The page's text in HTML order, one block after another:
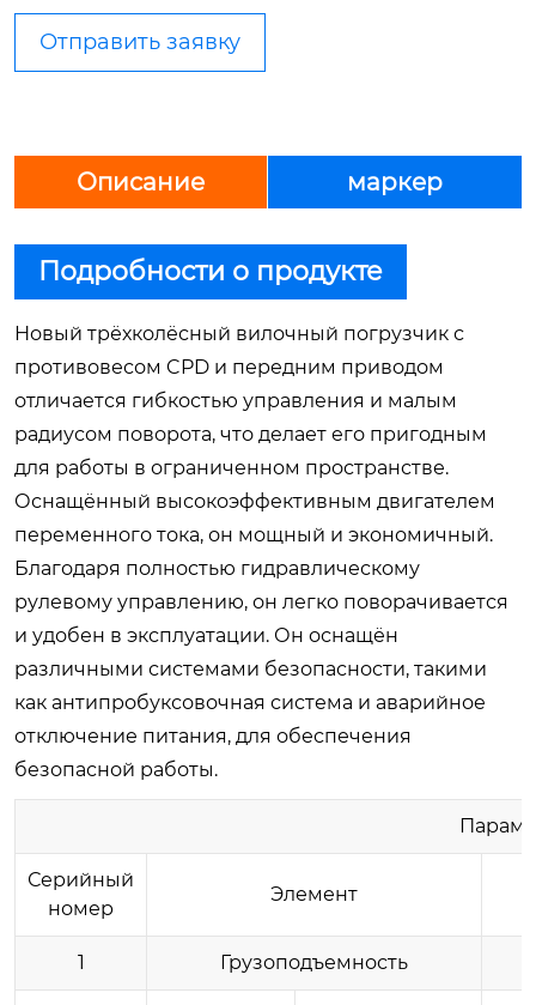
Отправить заявку
Описание маркер
Подробности о продукте
Новый трёхколёсный вилочный погрузчик с
противовесом CPD и передним приводом
отличается гибкостью управления и малым
радиусом поворота, что делает его пригодным
для работы в ограниченном пространстве.
Оснащённый высокоэффективным двигателем
переменного тока, он мощный и экономичный.
Благодаря полностью гидравлическому
рулевому управлению, он легко поворачивается
и удобен в эксплуатации. Он оснащён
различными системами безопасности, такими
как антипробуксовочная система и аварийное
отключение питания, для обеспечения
безопасной работы.
Серийный
номер
Элемент
1 Грузоподъемность